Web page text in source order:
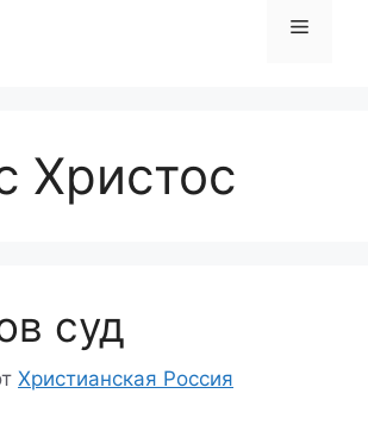
Меню
Христос
суд
Христианская Россия